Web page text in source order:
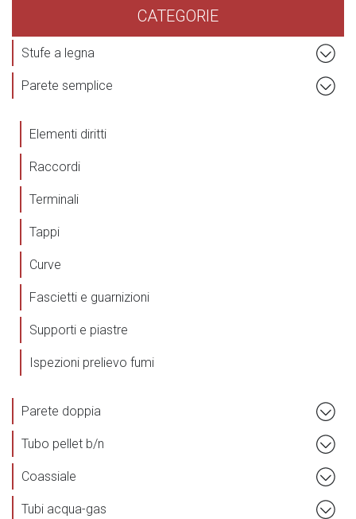
CATEGORIE
Stufe a legna
Parete semplice
Elementi diritti
Raccordi
Terminali
Tappi
Curve
Fascietti e guarnizioni
Supporti e piastre
Ispezioni prelievo fumi
Parete doppia
Tubo pellet b/n
Coassiale
Tubi acqua-gas